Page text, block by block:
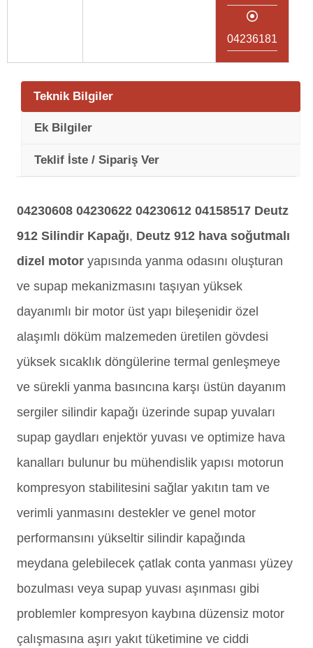
04236181
Teknik Bilgiler
Ek Bilgiler
Teklif İste / Sipariş Ver
04230608 04230622 04230612 04158517 Deutz
912 Silindir Kapağı, Deutz 912 hava soğutmalı
dizel motor yapısında yanma odasını oluşturan
ve supap mekanizmasını taşıyan yüksek
dayanımlı bir motor üst yapı bileşenidir özel
alaşımlı döküm malzemeden üretilen gövdesi
yüksek sıcaklık döngülerine termal genleşmeye
ve sürekli yanma basıncına karşı üstün dayanım
sergiler silindir kapağı üzerinde supap yuvaları
supap gaydları enjektör yuvası ve optimize hava
kanalları bulunur bu mühendislik yapısı motorun
kompresyon stabilitesini sağlar yakıtın tam ve
verimli yanmasını destekler ve genel motor
performansını yükseltir silindir kapağında
meydana gelebilecek çatlak conta yanması yüzey
bozulması veya supap yuvası aşınması gibi
problemler kompresyon kaybına düzensiz motor
çalışmasına aşırı yakıt tüketimine ve ciddi